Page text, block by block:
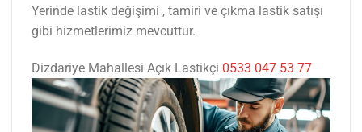
Yerinde lastik değişimi , tamiri ve çıkma lastik satışı
gibi hizmetlerimiz mevcuttur.
Dizdariye Mahallesi Açık Lastikçi 0533 047 53 77